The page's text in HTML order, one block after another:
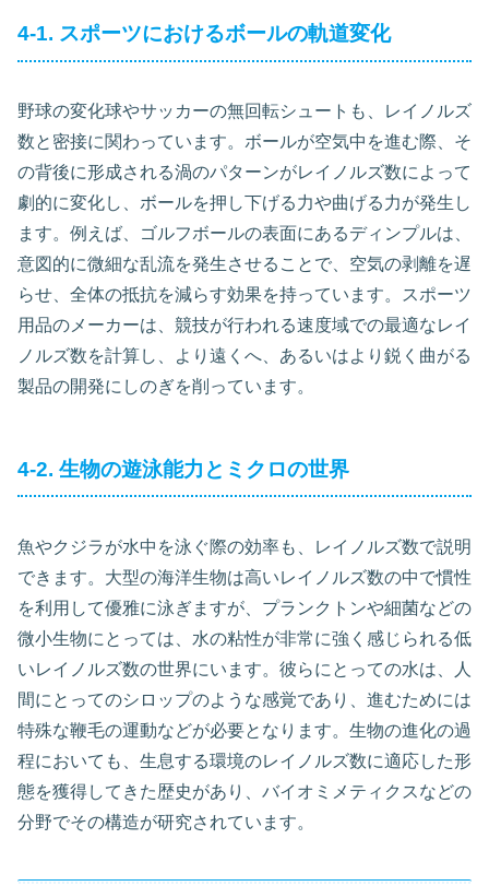
4-1. スポーツにおけるボールの軌道変化
野球の変化球やサッカーの無回転シュートも、レイノルズ
数と密接に関わっています。ボールが空気中を進む際、そ
の背後に形成される渦のパターンがレイノルズ数によって
劇的に変化し、ボールを押し下げる力や曲げる力が発生し
ます。例えば、ゴルフボールの表面にあるディンプルは、
意図的に微細な乱流を発生させることで、空気の剥離を遅
らせ、全体の抵抗を減らす効果を持っています。スポーツ
用品のメーカーは、競技が行われる速度域での最適なレイ
ノルズ数を計算し、より遠くへ、あるいはより鋭く曲がる
製品の開発にしのぎを削っています。
4-2. 生物の遊泳能力とミクロの世界
魚やクジラが水中を泳ぐ際の効率も、レイノルズ数で説明
できます。大型の海洋生物は高いレイノルズ数の中で慣性
を利用して優雅に泳ぎますが、プランクトンや細菌などの
微小生物にとっては、水の粘性が非常に強く感じられる低
いレイノルズ数の世界にいます。彼らにとっての水は、人
間にとってのシロップのような感覚であり、進むためには
特殊な鞭毛の運動などが必要となります。生物の進化の過
程においても、生息する環境のレイノルズ数に適応した形
態を獲得してきた歴史があり、バイオミメティクスなどの
分野でその構造が研究されています。